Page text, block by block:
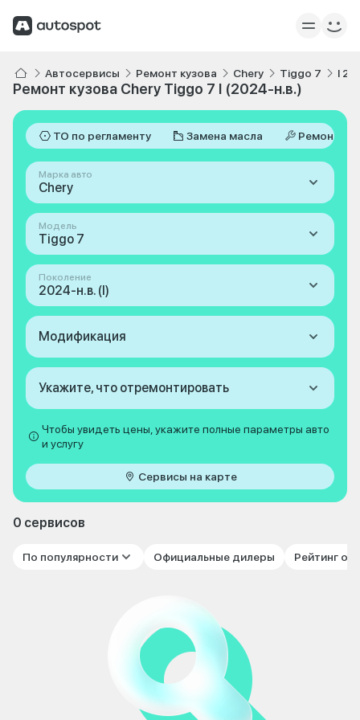
Автосервисы Ремонт кузова Chery Tiggo 7 I
Ремонт кузова Chery Tiggo 7 I (2024-н.в.)
ТО по регламенту Замена масла Ремонт
Марка авто
Chery
Модель
Tiggo 7
Поколение
2024-н.в. (I)
Модификация
Укажите, что отремонтировать
Чтобы увидеть цены, укажите полные параметры авто
и услугу
Сервисы на карте
0 сервисов
По популярности Официальные дилеры Рейтинг